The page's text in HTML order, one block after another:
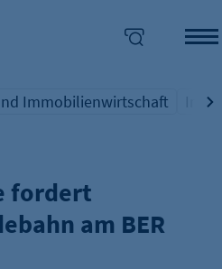
Schlagwort
Immobilienwirtschaft
fordert
am BER